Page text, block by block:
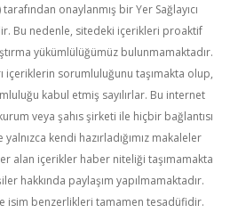
onaylanmış bir Yer Sağlayıcı
Bu nedenle, sitedeki içerikleri proaktif
yükümlülüğümüz bulunmamaktadır.
içeriklerin sorumluluğunu taşımakta olup,
kabul etmiş sayılırlar. Bu internet
veya şahıs şirketi ile hiçbir bağlantısı
kendi hazırladığımız makaleler
alan içerikler haber niteliği taşımamakta
hakkında paylaşım yapılmamaktadır.
isim benzerlikleri tamamen tesadüfidir.